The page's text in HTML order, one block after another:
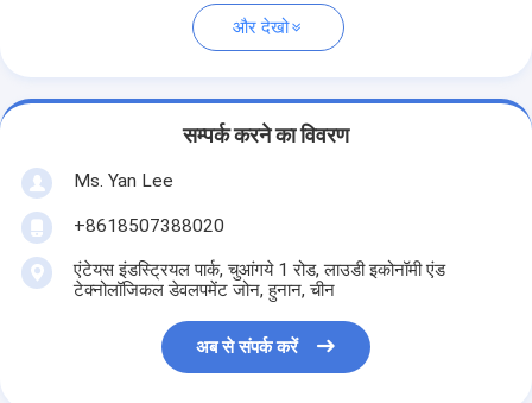
और देखो
सम्पर्क करने का विवरण
Ms. Yan Lee
+8618507388020
एंटेयस इंडस्ट्रियल पार्क, चुआंगये 1 रोड, लाउडी इकोनॉमी एंड
टेक्नोलॉजिकल डेवलपमेंट जोन, हुनान, चीन
अब से संपर्क करें